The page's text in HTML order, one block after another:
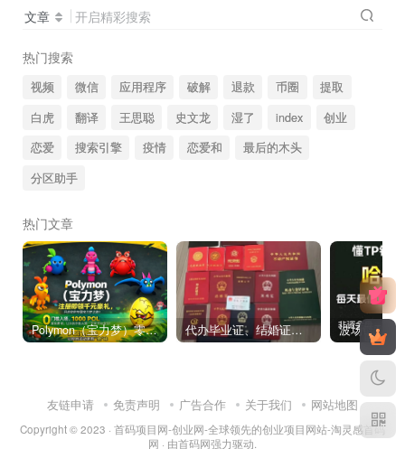
文章 开启精彩搜索
热门搜索
视频 微信 应用程序 破解 退款 币圈
提取
白虎
翻译 王思聪 史文龙 湿了 index
创业
恋爱
搜索引擎 疫情 恋爱和
最后的木头
分区助手
热门文章
Polymon（宝力梦）零撸链游天花板，稳定收益，轻松变现，今日全球首发！ 代办毕业证、结婚证、房产证、不动产权证书、离婚证、中专/大专/高中
友链申请 免责声明 广告合作 关于我们 网站地图
Copyright © 2023 · 首码项目网-创业网-全球领先的创业项目网站-淘灵感首码
网 · 由首码网强力驱动.